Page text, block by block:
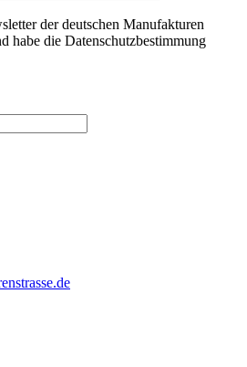
der deutschen Manufakturen
habe die Datenschutzbestimmung